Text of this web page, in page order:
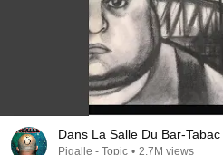
Dans La Salle Du Bar-
Pigalle - Topic • 2.7M views